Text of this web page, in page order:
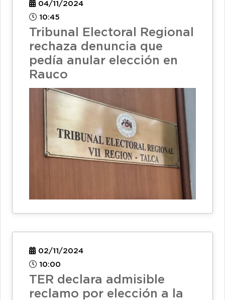
04/11/2024
10:45
Tribunal Electoral Regional
rechaza denuncia que
pedía anular elección en
Rauco
02/11/2024
10:00
TER declara admisible
reclamo por elección a la